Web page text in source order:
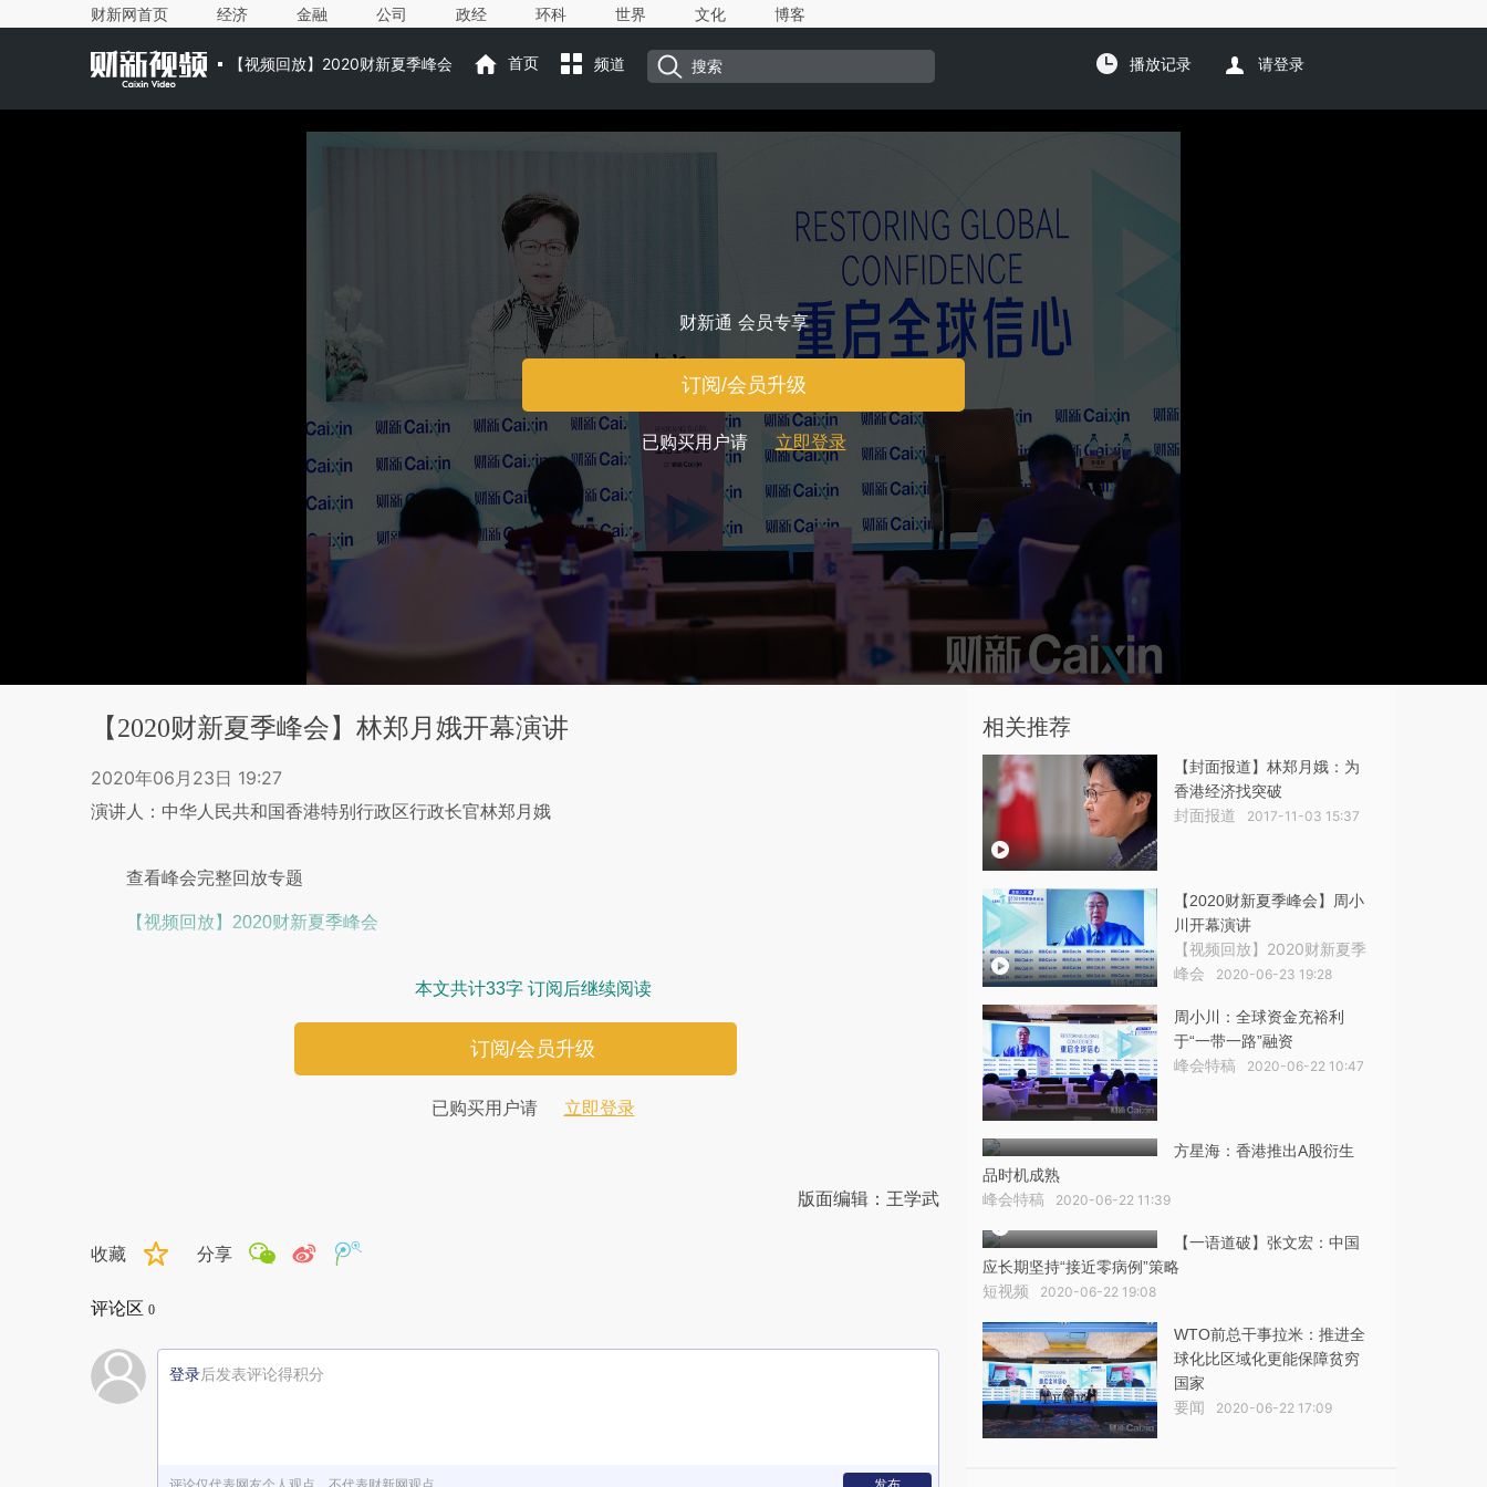
财新网首页 经济 金融 公司 政经 环科 世界 文化 博客
【视频回放】2020财新夏季峰会 首页 频道 播放记录 请登录
财新通 会员专享
订阅/会员升级
已购买用户请 立即登录
【2020财新夏季峰会】林郑月娥开幕演讲
2020年06月23日 19:27
演讲人：中华人民共和国香港特别行政区行政长官林郑月娥
查看峰会完整回放专题
【视频回放】2020财新夏季峰会
本文共计33字 订阅后继续阅读
订阅/会员升级
已购买用户请 立即登录
版面编辑：王学武
收藏 分享
评论区 0
登录后发表评论得积分
评论仅代表网友个人观点，不代表财新网观点 发布
相关推荐
【封面报道】林郑月娥：为
香港经济找突破
封面报道 2017-11-03 15:37
【2020财新夏季峰会】周小
川开幕演讲
【视频回放】2020财新夏季
峰会
2020-06-23 19:28
周小川：全球资金充裕利
于“一带一路”融资
峰会特稿 2020-06-22 10:47
方星海：香港推出A股衍生
品时机成熟
峰会特稿 2020-06-22 11:39
【一语道破】张文宏：中国
应长期坚持“接近零病例”策略
短视频 2020-06-22 19:08
WTO前总干事拉米：推进全
球化比区域化更能保障贫穷
国家
要闻 2020-06-22 17:09